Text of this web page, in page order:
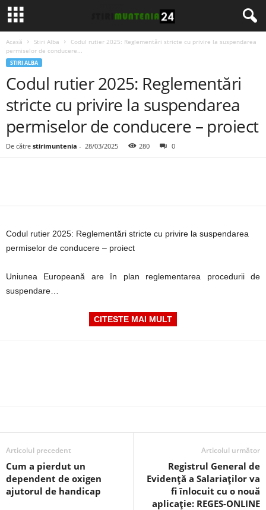
Acasă Stiri Alba
Codul rutier 2025: Reglementări stricte cu privire la suspendarea
permiselor de conducere...
STIRI ALBA
Codul rutier 2025: Reglementări
stricte cu privire la suspendarea
permiselor de conducere – proiect
De către stirimuntenia - 28/03/2025 280 0
Codul rutier 2025: Reglementări stricte cu privire la suspendarea
permiselor de conducere – proiect
Uniunea Europeană are în plan reglementarea procedurii de
suspendare…
CITESTE MAI MULT
Articolul precedent
Cum a pierdut un
dependent de oxigen
ajutorul de handicap
Articolul următor
Registrul General de
Evidență a Salariaților va
fi înlocuit cu o nouă
aplicație: REGES-ONLINE